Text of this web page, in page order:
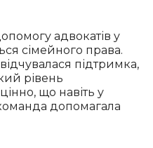
адвокатів у
сімейного права.
підтримка,
рівень
що навіть у
допомагала